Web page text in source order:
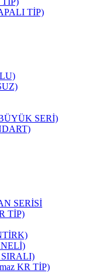
TİP)
SERİ)
SERİSİ
TİP)
SIRALI)
KR TİP)